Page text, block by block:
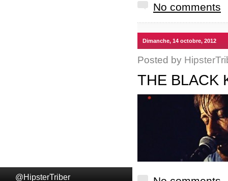
@HipsterTriber
No comments
Dimanche, 14 octobre, 2012
Posted by
THE BLACK